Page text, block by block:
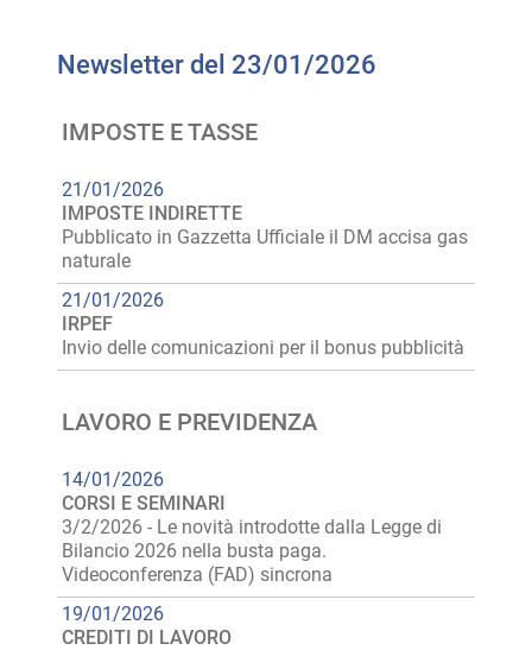
Newsletter del 23/01/2026
IMPOSTE E TASSE
21/01/2026
IMPOSTE INDIRETTE
Pubblicato in Gazzetta Ufficiale il DM accisa gas
naturale
21/01/2026
IRPEF
Invio delle comunicazioni per il bonus pubblicità
LAVORO E PREVIDENZA
14/01/2026
CORSI E SEMINARI
3/2/2026 - Le novità introdotte dalla Legge di
Bilancio 2026 nella busta paga.
Videoconferenza (FAD) sincrona
19/01/2026
CREDITI DI LAVORO